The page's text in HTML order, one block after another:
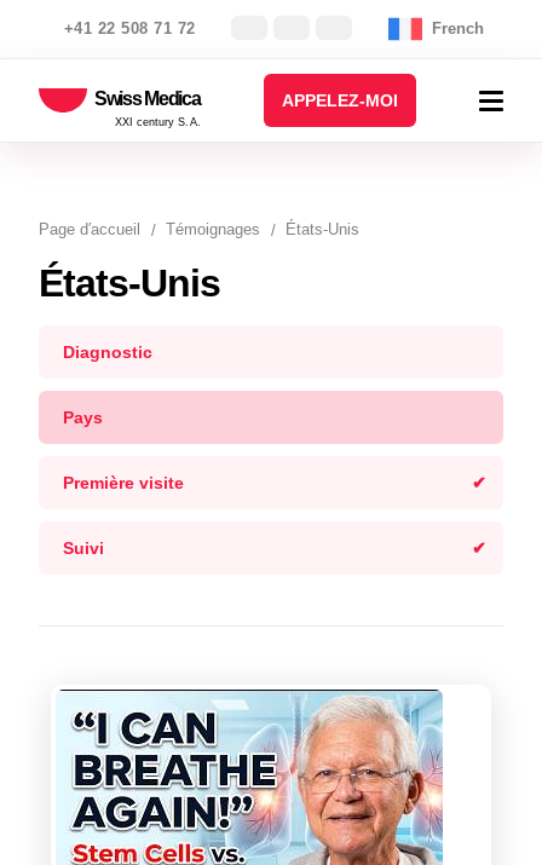
+41 22 508 71 72 French
Swiss Medica
XXI century S.A.
APPELEZ-MOI
Page d′accueil Témoignages États-Unis
États-Unis
Diagnostic
Pays
Première visite
Suivi